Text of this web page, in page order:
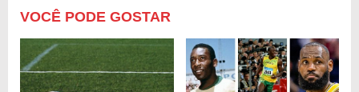
VOCÊ PODE GOSTAR